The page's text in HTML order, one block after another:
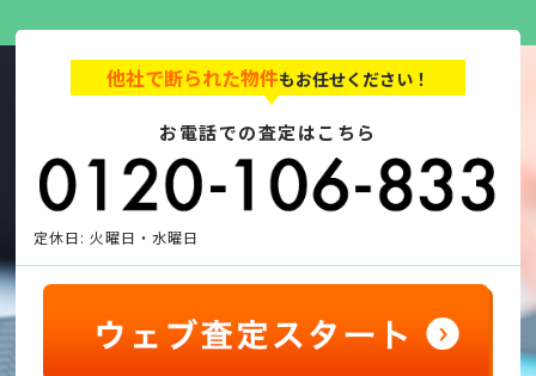
他社で断られた物件もお任せください！
お電話での査定はこちら
定休日: 火曜日・水曜日